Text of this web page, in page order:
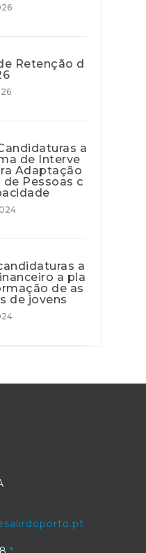
Retenção d
a
de Interve
Adaptação
de Pessoas c
a
a pla
de as
de jovens